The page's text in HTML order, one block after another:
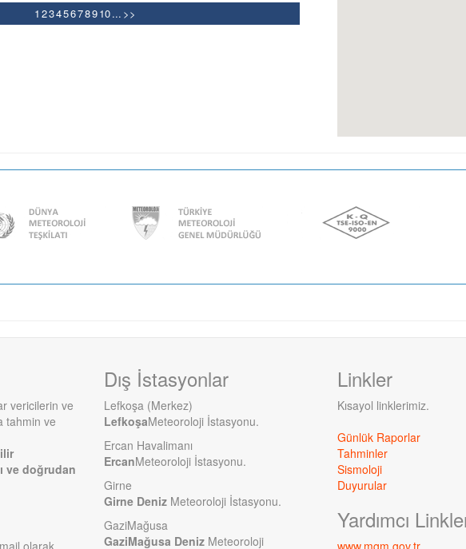
1 2345678910... >>
vericilerin ve
tahmin ve
ve doğrudan
Dış İstasyonlar
Lefkoşa (Merkez)
LefkoşaMeteoroloji İstasyonu.
Ercan Havalimanı
ErcanMeteoroloji İstasyonu.
Girne
Girne Deniz Meteoroloji İstasyonu.
GaziMağusa
GaziMağusa Deniz Meteoroloji
Linkler
Kısayol linklerimiz.
Günlük Raporlar
Tahminler
Sismoloji
Duyurular
Yardımcı